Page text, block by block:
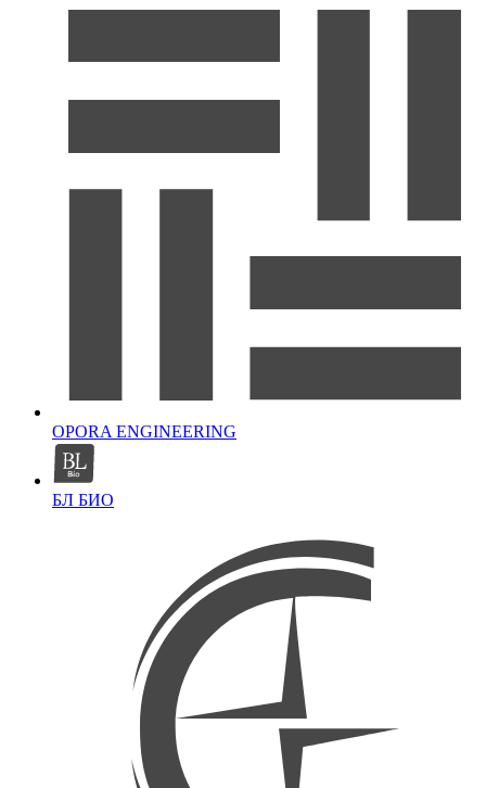
OPORA ENGINEERING
БЛ БИО